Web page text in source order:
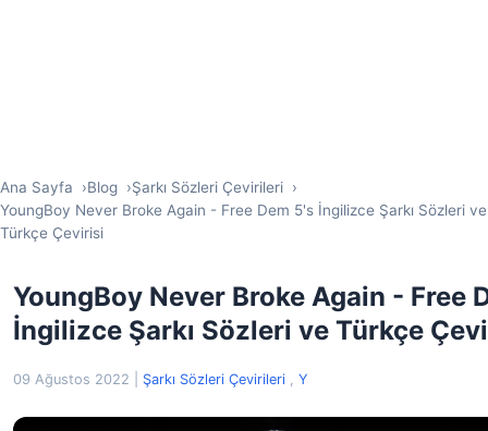
Ana Sayfa Blog
Şarkı Sözleri Çevirileri
YoungBoy Never Broke Again - Free Dem 5's İngilizce Şarkı Sözleri ve
Türkçe Çevirisi
YoungBoy Never Broke Again - Free
İngilizce Şarkı Sözleri ve Türkçe
09 Ağustos 2022 Şarkı Sözleri Çevirileri , Y